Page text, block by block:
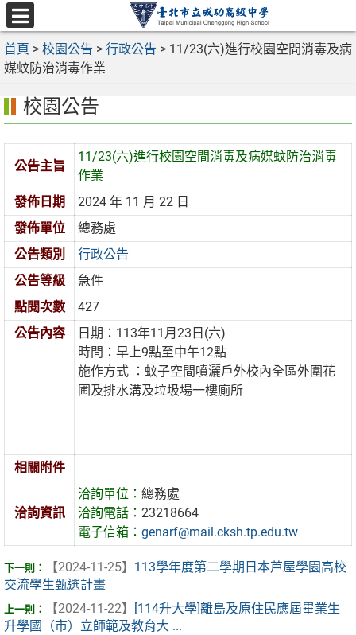
跳
至
主
要
區
選
單
首頁 > 校園公告 > 行政公告 > 11/23(六)進行校園空間消毒及病
媒蚊防治消毒作業
校園公告
公告主旨
11/23(六)進行校園空間消毒及病媒蚊防治消毒
作業
發佈日期
2024 年 11 月 22 日
發佈單位
總務處
公告類別
行政公告
公告等級
急件
點閱次數
427
公告內容
日期：113年11月23日(六)
時間：早上9點至中午12點
施作方式 ：蚊子空間噴灑戶外校內全區外圍花
圃及排水溝及垃圾場一樓廁所
相關附件
洽詢資訊
洽詢單位：總務處
洽詢電話：23218664
電子信箱：genarf@mail.cksh.tp.edu.tw
【2024-11-25】 113學年度第二學期日本芦屋學園高校
交流學生甄選計畫
【2024-11-22】
[114升大學]離島及原住民應屆畢業生
升學國（市）立師範及教育大 ...